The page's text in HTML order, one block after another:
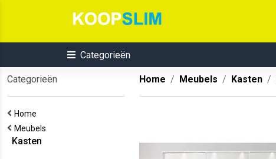
Categorieën
Categorieën
Home
Meubels
Kasten
Home Meubels Kasten